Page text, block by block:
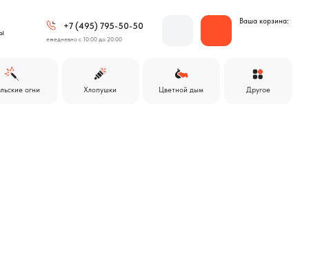
(495) 795-50-50
с 10:00 до 20:00
Цветной дым
Хлопушки Другое